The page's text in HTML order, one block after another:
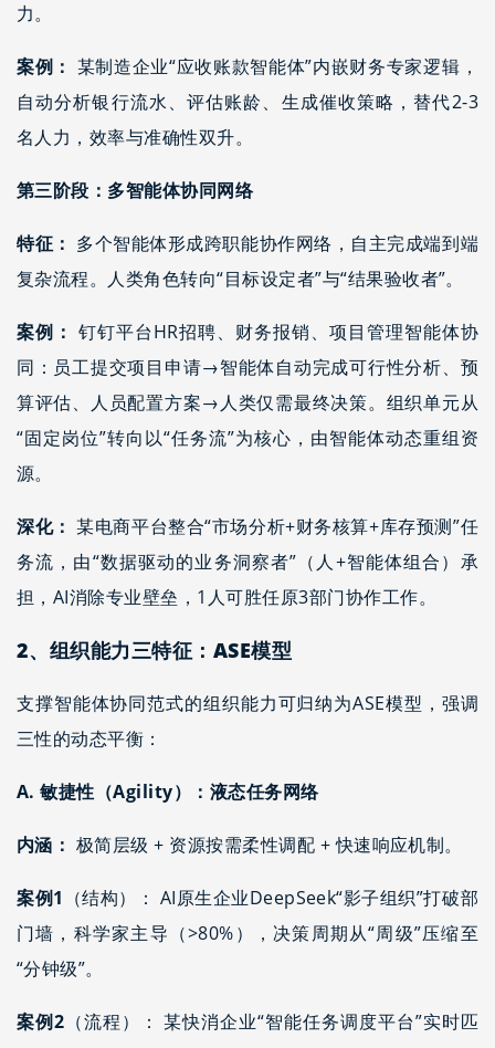
力。
案例： 某制造企业“应收账款智能体”内嵌财务专家逻辑，
自动分析银行流水、评估账龄、生成催收策略，替代2-3
名人力，效率与准确性双升。
第三阶段：多智能体协同网络
特征： 多个智能体形成跨职能协作网络，自主完成端到端
复杂流程。人类角色转向“目标设定者”与“结果验收者”。
案例： 钉钉平台HR招聘、财务报销、项目管理智能体协
同：员工提交项目申请→智能体自动完成可行性分析、预
算评估、人员配置方案→人类仅需最终决策。组织单元从
“固定岗位”转向以“任务流”为核心，由智能体动态重组资
源。
深化： 某电商平台整合“市场分析+财务核算+库存预测”任
务流，由“数据驱动的业务洞察者”（人+智能体组合）承
担，AI消除专业壁垒，1人可胜任原3部门协作工作。
2、 组织能力三特征：ASE模型
支撑智能体协同范式的组织能力可归纳为ASE模型，强调
三性的动态平衡：
A. 敏捷性（Agility）：液态任务网络
内涵： 极简层级 + 资源按需柔性调配 + 快速响应机制。
案例1 （结构）： AI原生企业DeepSeek“影子组织”打破部
门墙，科学家主导（>80%），决策周期从“周级”压缩至
“分钟级”。
案例2 （流程）： 某快消企业“智能任务调度平台”实时匹